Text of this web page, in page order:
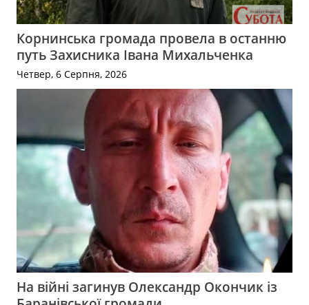
Корнинська громада провела в останню
путь Захисника Івана Михальченка
Четвер, 6 Серпня, 2026
На війні загинув Олександр Окончик із